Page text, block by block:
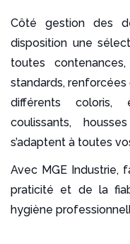
Côté gestion des
disposition une
toutes
standards,
différents coloris,
coulissants,
s’adaptent à toutes
Avec MGE Industrie,
praticité et de la
hygiène